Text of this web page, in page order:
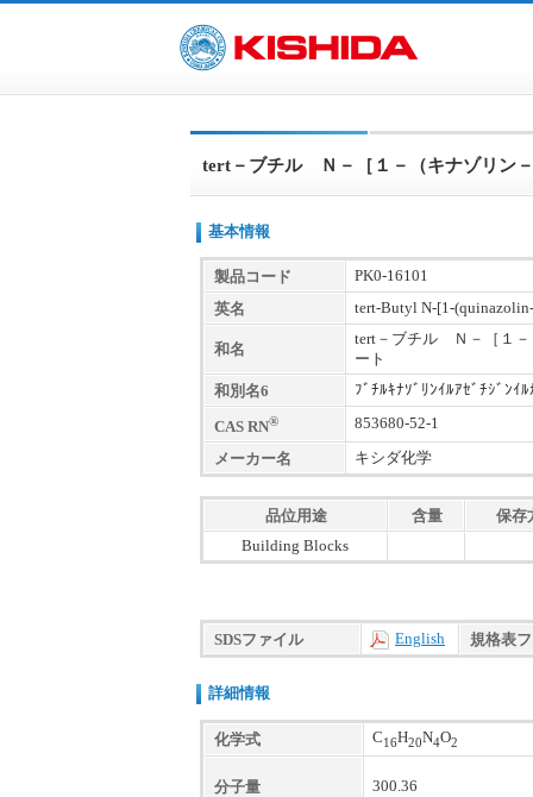
tert－ブチル Ｎ－［１－（キナゾリン
基本情報
製品コード
PK0-16101
英名
tert-Butyl N-[1-
和名
tert－ブチル Ｎ－［１－
ート
和別名6
ﾌﾞﾁﾙｷﾅｿﾞﾘﾝｲﾙｱｾﾞﾁｼﾞﾝｲ
CAS RN® 853680-52-1
メーカー名 キシダ化学
品位用途 含量
保存
Building Blocks
SDSファイル English 規格表
詳細情報
化学式 C16H20N4O2
分子量 300.36